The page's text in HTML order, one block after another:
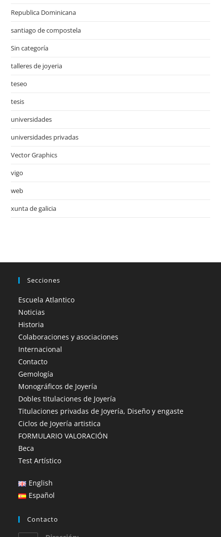
Republica Dominicana
santiago de compostela
Sin categoría
talleres de joyeria
teseo
tesis
universidades
universidades privadas
Vector Graphics
vigo
web
xunta de galicia
Secciones
Escuela Atlantico
Noticias
Historia
Colaboraciones y asociaciones
Internacional
Contacto
Gemología
Monográficos de Joyería
Dobles titulaciones de Joyería
Titulaciones privadas de Joyería, Diseño y engaste
Ciclos de Joyería artistica
FORMULARIO VALORACIÓN
Beca
Test Artístico
English
Español
Contacto